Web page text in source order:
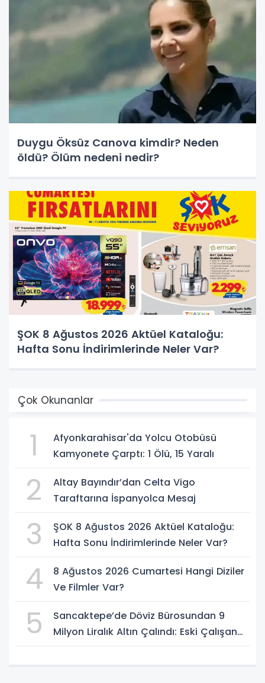
Duygu Öksüz Canova kimdir? Neden
öldü? Ölüm nedeni nedir?
ŞOK 8 Ağustos 2026 Aktüel Kataloğu:
Hafta Sonu İndirimlerinde Neler Var?
Çok Okunanlar
1
Afyonkarahisar'da Yolcu Otobüsü
Kamyonete Çarptı: 1 Ölü, 15 Yaralı
2
Altay Bayındır’dan Celta Vigo
Taraftarına İspanyolca Mesaj
3
ŞOK 8 Ağustos 2026 Aktüel Kataloğu:
Hafta Sonu İndirimlerinde Neler Var?
4
8 Ağustos 2026 Cumartesi Hangi Diziler
Ve Filmler Var?
5
Sancaktepe’de Döviz Bürosundan 9
Milyon Liralık Altın Çalındı: Eski Çalışan